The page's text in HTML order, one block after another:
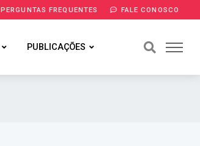
PERGUNTAS FREQUENTES FALE CONOSCO
PUBLICAÇÕES